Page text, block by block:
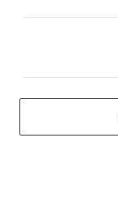
MASSES
RADIALL
ROUGH AND